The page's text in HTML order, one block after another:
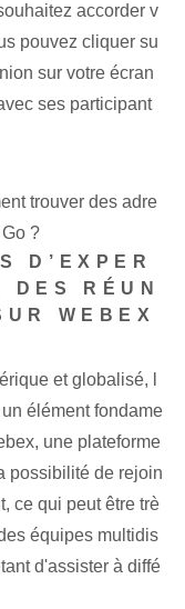
accorder v
pouvez cliquer su
sur votre écran
ses participant
trouver des adre
?
D’EXPER
DES RÉUN
WEBEX
et globalisé, l
élément fondame
une plateforme
possibilité de rejoin
ce qui peut être trè
équipes multidis
d'assister à diffé